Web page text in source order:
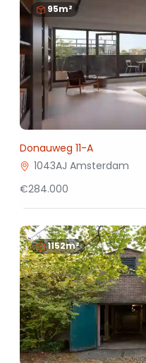
95m²
Donauweg 11-A
1043AJ Amsterdam
€284.000
1152m²